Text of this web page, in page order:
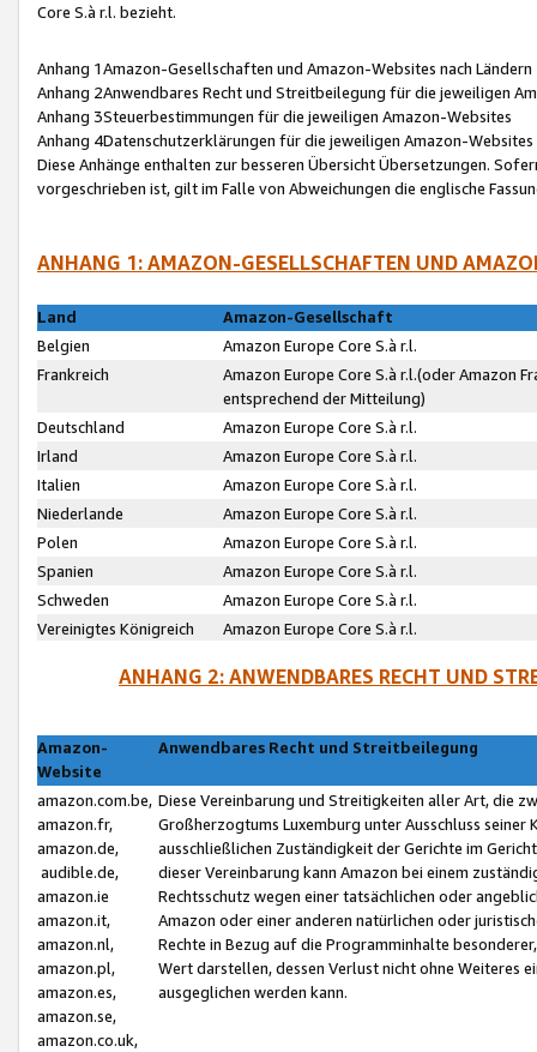
Core S.à r.l. bezieht.
Anhang 1Amazon-Gesellschaften und Amazon-Websites nach Ländern
Anhang 2Anwendbares Recht und Streitbeilegung für die jeweiligen
Anhang 3Steuerbestimmungen für die jeweiligen Amazon-Websites
Anhang 4Datenschutzerklärungen für die jeweiligen Amazon-Websites
Diese Anhänge enthalten zur besseren Übersicht Übersetzungen.
vorgeschrieben ist, gilt im Falle von Abweichungen die englische
ANHANG 1: AMAZON-GESELLSCHAFTEN UND
Land
Amazon-Gesellschaft
Belgien
Amazon Europe Core S.à r.l.
Frankreich
Amazon Europe Core S.à r.l.(oder Amazon
entsprechend der Mitteilung)
Deutschland
Amazon Europe Core S.à r.l.
Irland
Amazon Europe Core S.à r.l.
Italien
Amazon Europe Core S.à r.l.
Niederlande
Amazon Europe Core S.à r.l.
Polen
Amazon Europe Core S.à r.l.
Spanien
Amazon Europe Core S.à r.l.
Schweden
Amazon Europe Core S.à r.l.
Vereinigtes Königreich
Amazon Europe Core S.à r.l.
ANHANG 2: ANWENDBARES RECHT UND
Amazon-
Website
Anwendbares Recht und Streitbeilegung
amazon.com.be,
amazon.fr,
amazon.de,
audible.de,
amazon.ie
amazon.it,
amazon.nl,
amazon.pl,
amazon.es,
amazon.se,
amazon.co.uk,
Diese Vereinbarung und Streitigkeiten aller Art, die
Großherzogtums Luxemburg unter Ausschluss
ausschließlichen Zuständigkeit der Gerichte im
dieser Vereinbarung kann Amazon bei einem
Rechtsschutz wegen einer tatsächlichen oder
Amazon oder einer anderen natürlichen oder
Rechte in Bezug auf die Programminhalte
Wert darstellen, dessen Verlust nicht ohne Weiteres
ausgeglichen werden kann.